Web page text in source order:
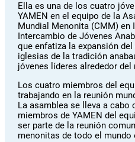
Ella es una de los cuatro
YAMEN en el equipo de la
Mundial Menonita (CMM) en
Intercambio de Jóvenes
que enfatiza la expansión
iglesias de la tradición
jóvenes líderes alrededor del
Los cuatro miembros del
trabajando en la reunión
La asamblea se lleva a cabo
miembros de YAMEN del
ser parte de la reunión
menonitas de todo el mundo